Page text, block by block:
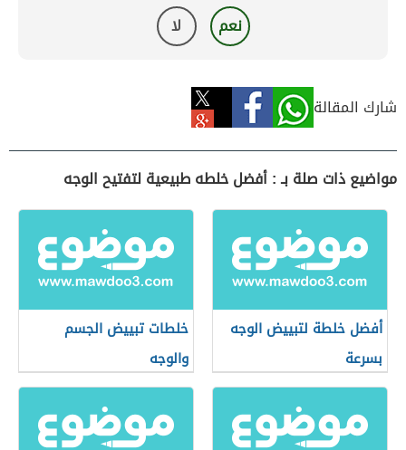
نعم لا
شارك المقالة
مواضيع ذات صلة بـ : أفضل خلطه طبيعية لتفتيح الوجه
أفضل خلطة لتبييض الوجه
بسرعة
خلطات تبييض الجسم
والوجه